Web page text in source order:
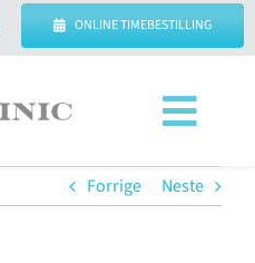
ONLINE TIMEBESTILLING
Forrige Neste